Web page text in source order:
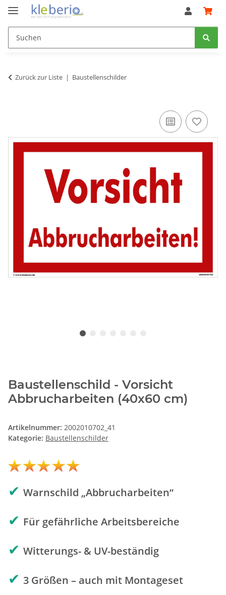
Zurück zur Liste Baustellenschilder
Baustellenschild - Vorsicht
Abbrucharbeiten (40x60 cm)
Artikelnummer: 2002010702_41
Kategorie: Baustellenschilder
✔ Warnschild „Abbrucharbeiten“
✔ Für gefährliche Arbeitsbereiche
✔ Witterungs- & UV-beständig
✔ 3 Größen – auch mit Montageset